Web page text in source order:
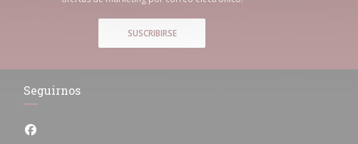
SUSCRIBIRSE
Seguirnos
Facebook ((abre en una nueva ventana))